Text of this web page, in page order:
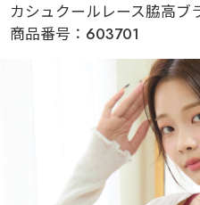
カシュクールレース脇高ブ
商品番号： 603701